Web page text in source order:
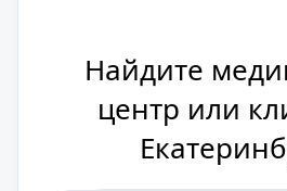
Найдите
центр или